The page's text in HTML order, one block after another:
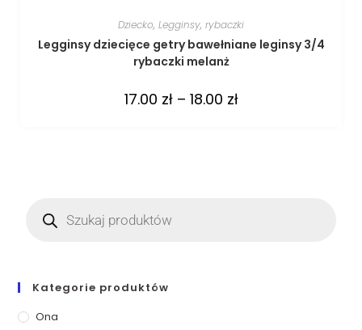
Dziecko, Legginsy, rybaczki
Legginsy dziecięce getry bawełniane leginsy 3/4
rybaczki melanż
17.00 zł – 18.00 zł
Kategorie produktów
Ona